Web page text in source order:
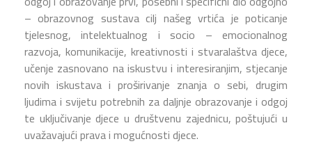
– obrazovnog sustava cilj našeg vrtića je poticanje
tjelesnog, intelektualnog i socio – emocionalnog
razvoja, komunikacije, kreativnosti i stvaralaštva djece,
učenje zasnovano na iskustvu i interesiranjim, stjecanje
novih iskustava i proširivanje znanja o sebi, drugim
ljudima i svijetu potrebnih za daljnje obrazovanje i odgoj
te uključivanje djece u društvenu zajednicu, poštujući u
uvažavajući prava i mogućnosti djece.